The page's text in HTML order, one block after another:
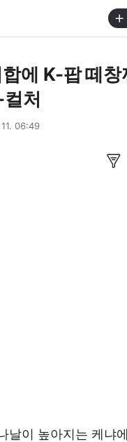
에 K-팝 떼
처
06:49
날이 높아지는 케냐